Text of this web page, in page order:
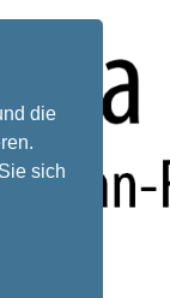
die
sich